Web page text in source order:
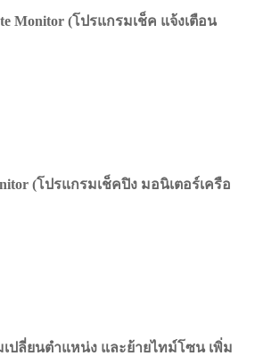
Monitor (โปรแกรมเช็ค แจ้งเตือน
(โปรแกรมเช็คปิง มอนิเตอร์เครือ
เปลี่ยนตำแหน่ง และย้ายไทม์โซน เพิ่ม